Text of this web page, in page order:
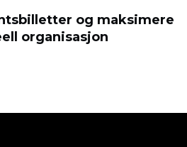
og maksimere
organisasjon